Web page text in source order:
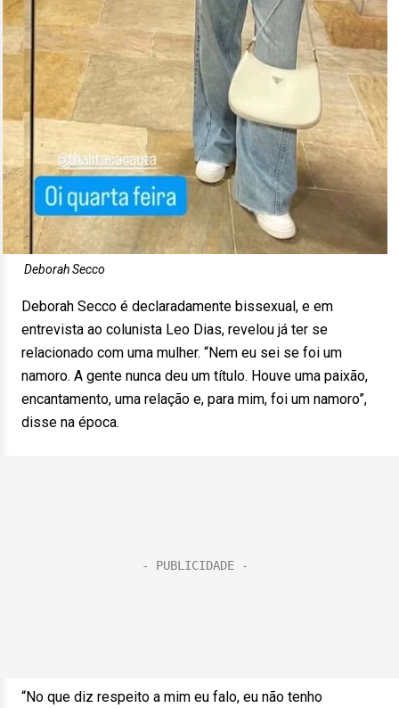
Deborah Secco
Deborah Secco é declaradamente bissexual, e em
entrevista ao colunista Leo Dias, revelou já ter se
relacionado com uma mulher. “Nem eu sei se foi um
namoro. A gente nunca deu um título. Houve uma paixão,
encantamento, uma relação e, para mim, foi um namoro”,
disse na época.
“No que diz respeito a mim eu falo, eu não tenho